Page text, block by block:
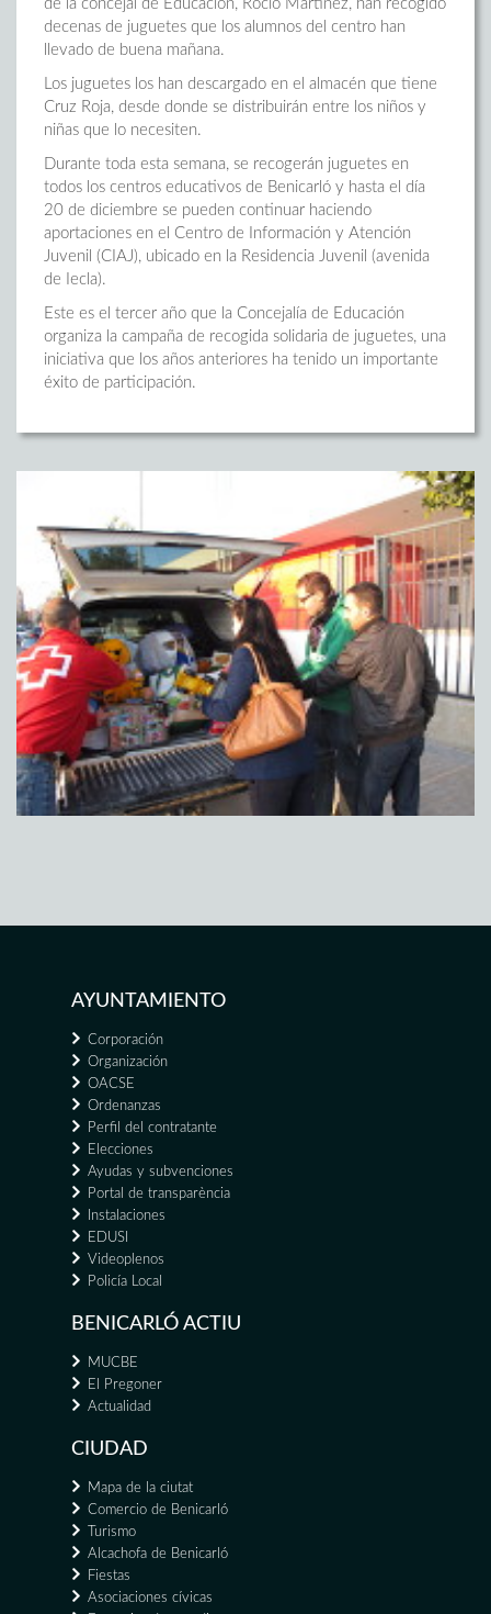
de la concejal de Educación, Rocío Martínez, han recogido
decenas de juguetes que los alumnos del centro han
llevado de buena mañana.
Los juguetes los han descargado en el almacén que tiene
Cruz Roja, desde donde se distribuirán entre los niños y
niñas que lo necesiten.
Durante toda esta semana, se recogerán juguetes en
todos los centros educativos de Benicarló y hasta el día
20 de diciembre se pueden continuar haciendo
aportaciones en el Centro de Información y Atención
Juvenil (CIAJ), ubicado en la Residencia Juvenil (avenida
de Iecla).
Este es el tercer año que la Concejalía de Educación
organiza la campaña de recogida solidaria de juguetes, una
iniciativa que los años anteriores ha tenido un importante
éxito de participación.
AYUNTAMIENTO
Corporación
Organización
OACSE
Ordenanzas
Perfil del contratante
Elecciones
Ayudas y subvenciones
Portal de transparència
Instalaciones
EDUSI
Videoplenos
Policía Local
BENICARLÓ ACTIU
MUCBE
El Pregoner
Actualidad
CIUDAD
Mapa de la ciutat
Comercio de Benicarló
Turismo
Alcachofa de Benicarló
Fiestas
Asociaciones cívicas